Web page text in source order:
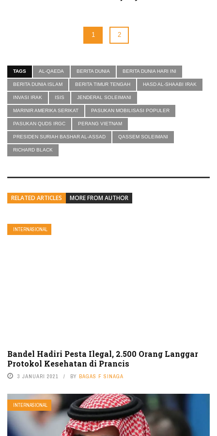
1 2
TAGS AL-QAEDA BERITA DUNIA BERITA DUNIA HARI INI
BERITA DUNIA ISLAM BERITA TIMUR TENGAH HASD AL-SHAABI IRAK
INVASI IRAK ISIS JENDERAL SOLEIMANI
MARINIR AMERIKA SERIKAT PASUKAN MOBILISASI POPULER
PASUKAN QUDS IRGC PERANG VIETNAM
PRESIDEN SURIAH BASHAR AL-ASSAD QASSEM SOLEIMANI
RICHARD BLACK
RELATED ARTICLES MORE FROM AUTHOR
INTERNASIONAL
Bandel Hadiri Pesta Ilegal, 2.500 Orang Langgar
Protokol Kesehatan di Prancis
3 JANUARI 2021 BY BAGAS F SINAGA
INTERNASIONAL